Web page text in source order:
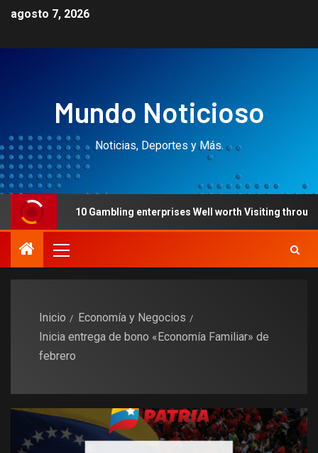
agosto 7, 2026
Mundo Noticioso
Noticias, Deportes y Más.
10 Gambling enterprises Well worth Visiting throughout the
Inicio
Economía y Negocios
Inicia entrega de bono «Economía Familiar» de
febrero